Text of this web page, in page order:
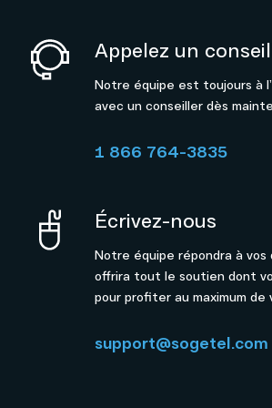
Appelez un
Notre équipe est toujours à
avec un conseiller dès
1 866 764-3835
Écrivez-nous
Notre équipe répondra à
offrira tout le soutien dont
pour profiter au maximum de
support@sogetel.com